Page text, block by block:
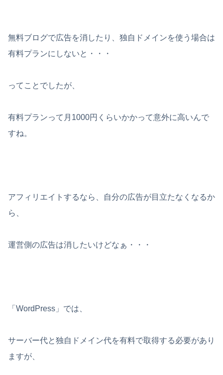
無料ブログで広告を消したり、独自ドメインを使う場合は
有料プランにしないと・・・
ってことでしたが、
有料プランって月1000円くらいかかって意外に高いんで
すね。
アフィリエイトするなら、自分の広告が目立たなくなるか
ら、
運営側の広告は消したいけどなぁ・・・
「WordPress」では、
サーバー代と独自ドメイン代を有料で取得する必要があり
ますが、